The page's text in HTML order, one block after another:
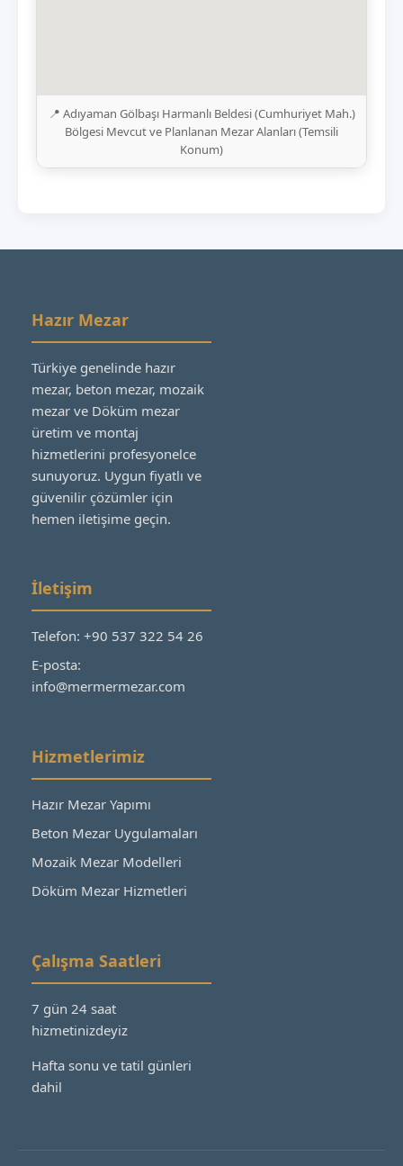
📍 Adıyaman Gölbaşı Harmanlı Beldesi (Cumhuriyet Mah.)
Bölgesi Mevcut ve Planlanan Mezar Alanları (Temsili
Konum)
Hazır Mezar
Türkiye genelinde hazır
mezar, beton mezar, mozaik
mezar ve Döküm mezar
üretim ve montaj
hizmetlerini profesyonelce
sunuyoruz. Uygun fiyatlı ve
güvenilir çözümler için
hemen iletişime geçin.
İletişim
Telefon: +90 537 322 54 26
E-posta:
info@mermermezar.com
Hizmetlerimiz
Hazır Mezar Yapımı
Beton Mezar Uygulamaları
Mozaik Mezar Modelleri
Döküm Mezar Hizmetleri
Çalışma Saatleri
7 gün 24 saat
hizmetinizdeyiz
Hafta sonu ve tatil günleri
dahil